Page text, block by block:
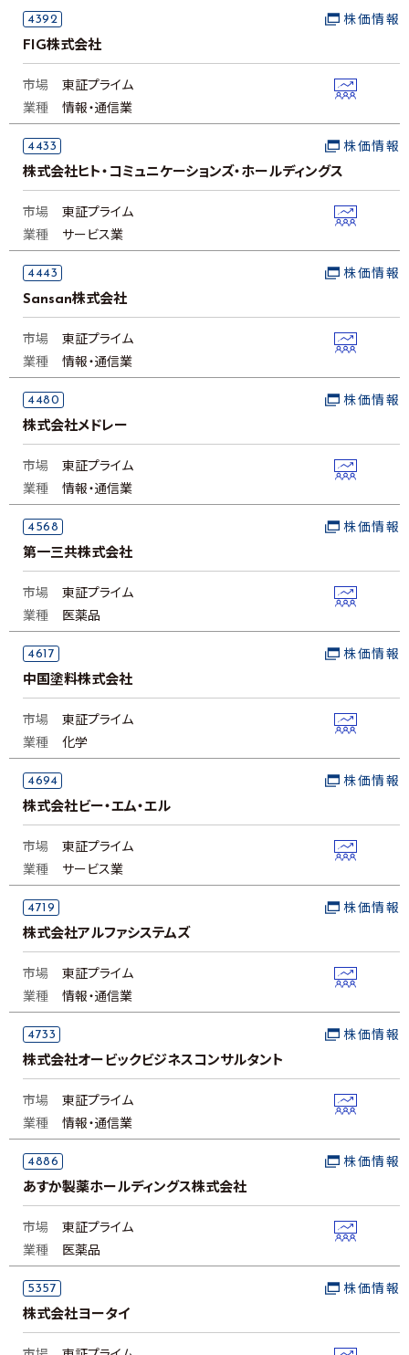
4392
FIG株式会社
株価情報
市場
東証プライム
業種
情報・通信業
4433
株式会社ヒト・コミュニケーションズ・ホールディングス
株価情報
市場
東証プライム
業種
サービス業
4443
Sansan株式会社
株価情報
市場
東証プライム
業種
情報・通信業
4480
株式会社メドレー
株価情報
市場
東証プライム
業種
情報・通信業
4568
第一三共株式会社
株価情報
市場
東証プライム
業種
医薬品
4617
中国塗料株式会社
株価情報
市場
東証プライム
業種
化学
4694
株式会社ビー・エム・エル
株価情報
市場
東証プライム
業種
サービス業
4719
株式会社アルファシステムズ
株価情報
市場
東証プライム
業種
情報・通信業
4733
株式会社オービックビジネスコンサルタント
株価情報
市場
東証プライム
業種
情報・通信業
4886
あすか製薬ホールディングス株式会社
株価情報
市場
東証プライム
業種
医薬品
5357
株式会社ヨータイ
株価情報